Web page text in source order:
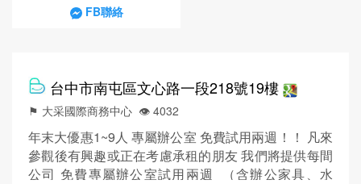
FB聯絡
台中市南屯區文心路一段218號19樓
⚑ 大采國際商務中心 👁️‍ 4032
年末大優惠1~9人 專屬辦公室 免費試用兩週！！ 凡來
參觀後有興趣或正在考慮承租的朋友 我們將提供每間
公司 免費專屬辦公室試用兩週 （含辦公家具、水